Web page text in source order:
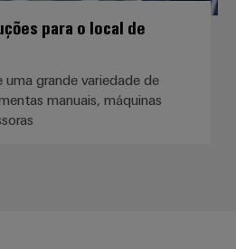
para o local de
grande variedade de
manuais, máquinas